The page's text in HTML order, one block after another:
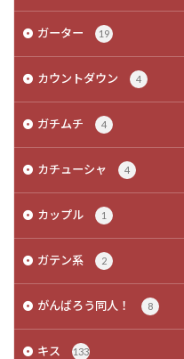
ガーター 19
カウントダウン 4
ガチムチ 4
カチューシャ 4
カップル 1
ガテン系 2
がんばろう同人！ 8
キス 133